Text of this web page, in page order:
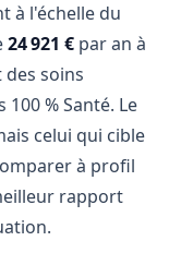
à l'échelle du
24 921 € par an à
soins
% Santé. Le
celui qui cible
à profil
rapport